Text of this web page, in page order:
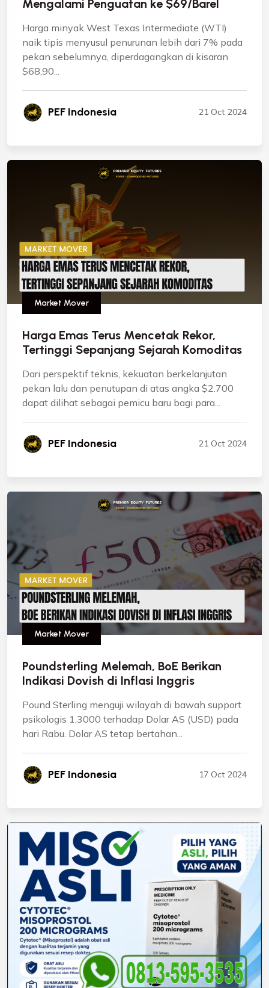
Mengalami Penguatan ke $69/Barel
Harga minyak West Texas Intermediate (WTI)
naik tipis menyusul penurunan lebih dari 7% pada
pekan sebelumnya, diperdagangkan di kisaran
$68,90...
PEF Indonesia 21 Oct 2024
Market Mover
Harga Emas Terus Mencetak Rekor,
Tertinggi Sepanjang Sejarah Komoditas
Dari perspektif teknis, kekuatan berkelanjutan
pekan lalu dan penutupan di atas angka $2.700
dapat dilihat sebagai pemicu baru bagi para...
PEF Indonesia 21 Oct 2024
Market Mover
Poundsterling Melemah, BoE Berikan
Indikasi Dovish di Inflasi Inggris
Pound Sterling menguji wilayah di bawah support
psikologis 1,3000 terhadap Dolar AS (USD) pada
hari Rabu. Dolar AS tetap bertahan...
PEF Indonesia 17 Oct 2024